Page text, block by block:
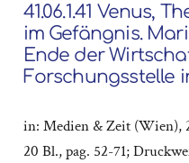
41.06.1.41 Venus,
im Gefängnis.
Ende der
Forschungsstelle
in: Medien & Zeit (Wien),
20 Bl., pag. 52-71;